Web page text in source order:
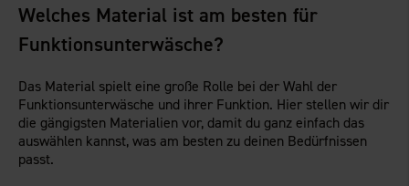
Welches Material ist am besten für
Funktionsunterwäsche?
Das Material spielt eine große Rolle bei der Wahl der
Funktionsunterwäsche und ihrer Funktion. Hier stellen wir dir
die gängigsten Materialien vor, damit du ganz einfach das
auswählen kannst, was am besten zu deinen Bedürfnissen
passt.